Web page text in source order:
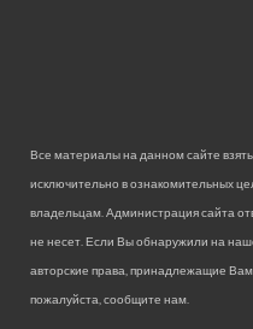
Все материалы на данном сайте
исключительно в ознакомительных
владельцам. Администрация сайта
не несет. Если Вы обнаружили на
авторские права, принадлежащие
пожалуйста, сообщите нам.